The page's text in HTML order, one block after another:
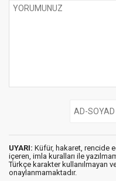
UYARI: Küfür, hakaret, rencide
içeren, imla kuralları ile
Türkçe karakter kullanılmayan
onaylanmamaktadır.